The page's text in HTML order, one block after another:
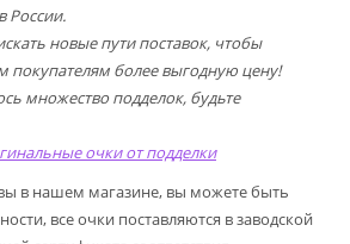
России.
новые пути поставок, чтобы
покупателям более выгодную цену!
множество подделок, будьте
очки от подделки
в нашем магазине, вы можете быть
все очки поставляются в заводской